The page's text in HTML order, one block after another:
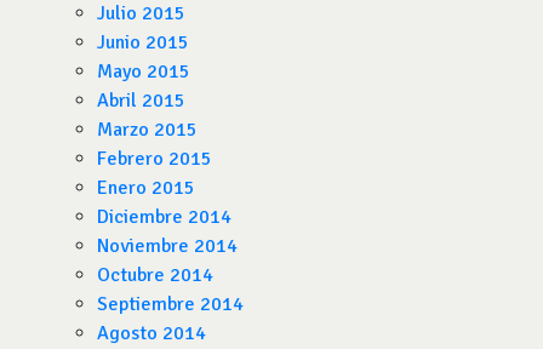
Julio 2015
Junio 2015
Mayo 2015
Abril 2015
Marzo 2015
Febrero 2015
Enero 2015
Diciembre 2014
Noviembre 2014
Octubre 2014
Septiembre 2014
Agosto 2014